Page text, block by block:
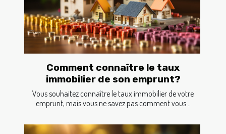
Comment connaître le taux
immobilier de son emprunt?
Vous souhaitez connaître le taux immobilier de votre
emprunt, mais vous ne savez pas comment vous...